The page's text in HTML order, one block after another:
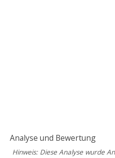
Analyse und Bewertung
Hinweis: Diese Analyse wurde